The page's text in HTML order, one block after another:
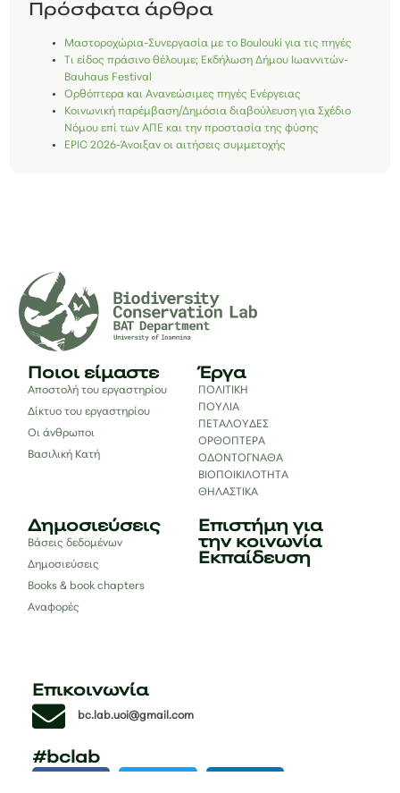
Πρόσφατα άρθρα
Μαστοροχώρια-Συνεργασία με το Boulouki για τις πηγές
Τι είδος πράσινο θέλουμε; Εκδήλωση Δήμου Ιωαννιτών-
Bauhaus Festival
Ορθόπτερα και Ανανεώσιμες πηγές Ενέργειας
Κοινωνική παρέμβαση/Δημόσια διαβούλευση για Σχέδιο
Νόμου επί των ΑΠΕ και την προστασία της φύσης
EPIC 2026-Άνοιξαν οι αιτήσεις συμμετοχής
Ποιοι είμαστε
Αποστολή του εργαστηρίου
Δίκτυο του εργαστηρίου
Οι άνθρωποι
Βασιλική Κατή
Έργα
ΠΟΛΙΤΙΚΗ
ΠΟΥΛΙΑ
ΠΕΤΑΛΟΥΔΕΣ
ΟΡΘΟΠΤΕΡΑ
ΟΔΟΝΤΟΓΝΑΘΑ
ΒΙΟΠΟΙΚΙΛΟΤΗΤΑ
ΘΗΛΑΣΤΙΚΑ
Δημοσιεύσεις
Βάσεις δεδομένων
Δημοσιεύσεις
Books & book chapters
Αναφορές
Επιστήμη για
την κοινωνία
Εκπαίδευση
Επικοινωνία
bc.lab.uoi@gmail.com
#bclab